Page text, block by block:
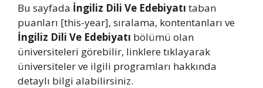
Bu sayfada İngiliz Dili Ve Edebiyatı taban
puanları [this-year], sıralama, kontentanları ve
İngiliz Dili Ve Edebiyatı bölümü olan
üniversiteleri görebilir, linklere tıklayarak
üniversiteler ve ilgili programları hakkında
detaylı bilgi alabilirsiniz.